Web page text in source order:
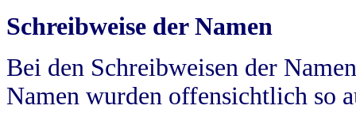
Schreibweise der Namen
Bei den Schreibweisen der
Namen wurden offensichtlich so